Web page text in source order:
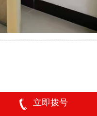
立即拨号